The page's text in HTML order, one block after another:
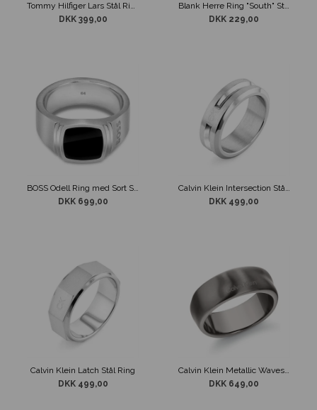
Tommy Hilfiger Lars Stål Ring Sølvfarve
DKK 399,00
Blank Herre Ring "South" Stål
DKK 229,00
BOSS Odell Ring med Sort Sten i Sølvfarve
DKK 699,00
Calvin Klein Intersection Stål Ring
DKK 499,00
Calvin Klein Latch Stål Ring
DKK 499,00
Calvin Klein Metallic Waves Ring Mørkegrå
DKK 649,00